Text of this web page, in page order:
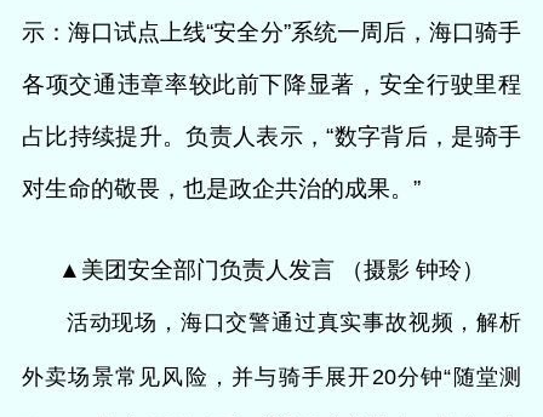
示：海口试点上线“安全分”系统一周后，海口骑手
各项交通违章率较此前下降显著，安全行驶里程
占比持续提升。负责人表示，“数字背后，是骑手
对生命的敬畏，也是政企共治的成果。”
▲美团安全部门负责人发言 （摄影 钟玲）
活动现场，海口交警通过真实事故视频，解析
外卖场景常见风险，并与骑手展开20分钟“随堂测